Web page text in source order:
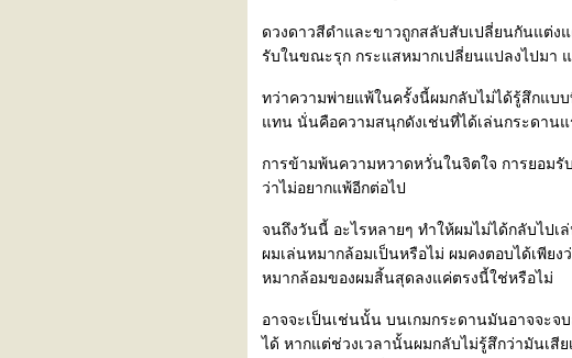
ดวงดาวสีดำและขาวถูกสลับสับเปลี่ยนกันแต่ง
รับในขณะรุก กระแสหมากเปลี่ยนแปลงไปมา
ทว่าความพ่ายแพ้ในครั้งนี้ผมกลับไม่ได้รู้สึกแบ
ทน นั่นคือความสนุกดังเช่นที่ได้เล่นกระดานแ
การข้ามพ้นความหวาดหวั่นในจิตใจ การยอม
ว่าไม่อยากแพ้อีกต่อไป
จนถึงวันนี้ อะไรหลายๆ ทำให้ผมไม่ได้กลับไปเ
ผมเล่นหมากล้อมเป็นหรือไม่ ผมคงตอบได้เพีย
หมากล้อมของผมสิ้นสุดลงแค่ตรงนี้ใช่หรือไม่
อาจจะเป็นเช่นนั้น บนเกมกระดานมันอาจจะจ
ได้ หากแต่ช่วงเวลานั้นผมกลับไม่รู้สึกว่ามันเสี